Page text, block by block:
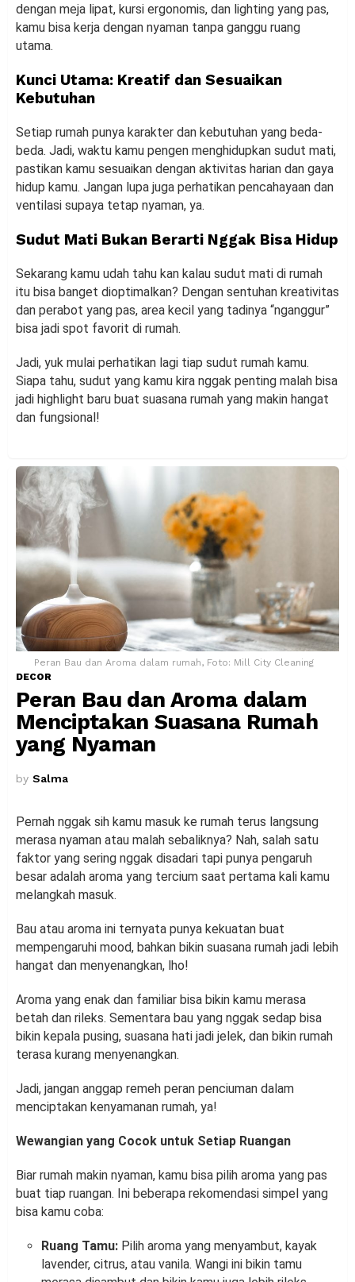
dengan meja lipat, kursi ergonomis, dan lighting yang pas,
kamu bisa kerja dengan nyaman tanpa ganggu ruang
utama.
Kunci Utama: Kreatif dan Sesuaikan
Kebutuhan
Setiap rumah punya karakter dan kebutuhan yang beda-
beda. Jadi, waktu kamu pengen menghidupkan sudut mati,
pastikan kamu sesuaikan dengan aktivitas harian dan gaya
hidup kamu. Jangan lupa juga perhatikan pencahayaan dan
ventilasi supaya tetap nyaman, ya.
Sudut Mati Bukan Berarti Nggak Bisa Hidup
Sekarang kamu udah tahu kan kalau sudut mati di rumah
itu bisa banget dioptimalkan? Dengan sentuhan kreativitas
dan perabot yang pas, area kecil yang tadinya “nganggur”
bisa jadi spot favorit di rumah.
Jadi, yuk mulai perhatikan lagi tiap sudut rumah kamu.
Siapa tahu, sudut yang kamu kira nggak penting malah bisa
jadi highlight baru buat suasana rumah yang makin hangat
dan fungsional!
Peran Bau dan Aroma dalam rumah, Foto: Mill City Cleaning
DECOR
Peran Bau dan Aroma dalam
Menciptakan Suasana Rumah
yang Nyaman
by Salma
Pernah nggak sih kamu masuk ke rumah terus langsung
merasa nyaman atau malah sebaliknya? Nah, salah satu
faktor yang sering nggak disadari tapi punya pengaruh
besar adalah aroma yang tercium saat pertama kali kamu
melangkah masuk.
Bau atau aroma ini ternyata punya kekuatan buat
mempengaruhi mood, bahkan bikin suasana rumah jadi lebih
hangat dan menyenangkan, lho!
Aroma yang enak dan familiar bisa bikin kamu merasa
betah dan rileks. Sementara bau yang nggak sedap bisa
bikin kepala pusing, suasana hati jadi jelek, dan bikin rumah
terasa kurang menyenangkan.
Jadi, jangan anggap remeh peran penciuman dalam
menciptakan kenyamanan rumah, ya!
Wewangian yang Cocok untuk Setiap Ruangan
Biar rumah makin nyaman, kamu bisa pilih aroma yang pas
buat tiap ruangan. Ini beberapa rekomendasi simpel yang
bisa kamu coba:
Ruang Tamu: Pilih aroma yang menyambut, kayak
lavender, citrus, atau vanila. Wangi ini bikin tamu